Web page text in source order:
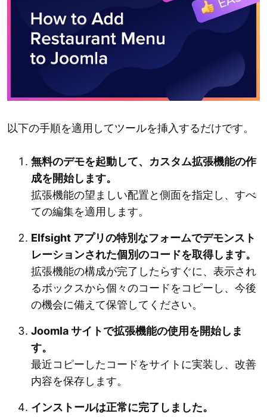
以下の手順を適用してツールを挿入するだけです。
無料のデモを起動して、カスタム拡張機能の作
成を開始します。
拡張機能の望ましい配置と側面を指定し、すべ
ての編集を適用します。
Elfsight アプリの特別なフォームでデモンスト
レーションされた個別のコードを取得します。
拡張機能の構成が完了したらすぐに、表示され
るボックスから個々のコードをコピーし、今後
の機会に備えて保管してください。
Joomla サイトで拡張機能の使用を開始しま
す。
最近コピーしたコードをサイトに実装し、改善
内容を保存します。
インストールは正常に完了しました。